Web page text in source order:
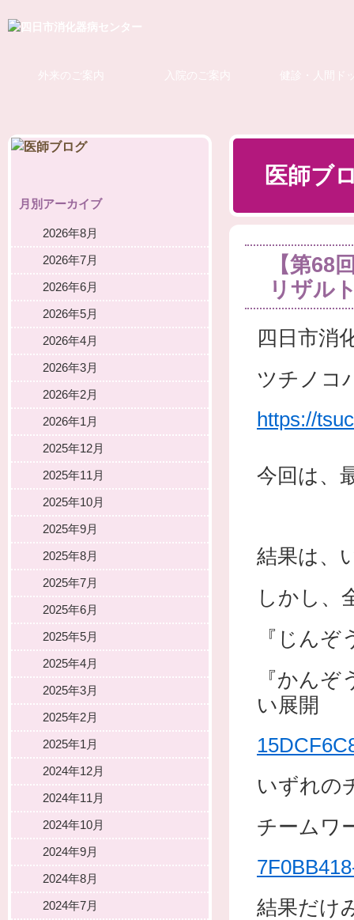
外来のご案内 入院のご案内 健診・人間ド
医師ブ
【第
リザル
四日市消
ツチノコ
https://
今回は、
結果は、
しかし、
『じん
『かん
い展開
いずれの
チームワ
結果だけ
月別アーカイブ
2026年8月
2026年7月
2026年6月
2026年5月
2026年4月
2026年3月
2026年2月
2026年1月
2025年12月
2025年11月
2025年10月
2025年9月
2025年8月
2025年7月
2025年6月
2025年5月
2025年4月
2025年3月
2025年2月
2025年1月
2024年12月
2024年11月
2024年10月
2024年9月
2024年8月
2024年7月